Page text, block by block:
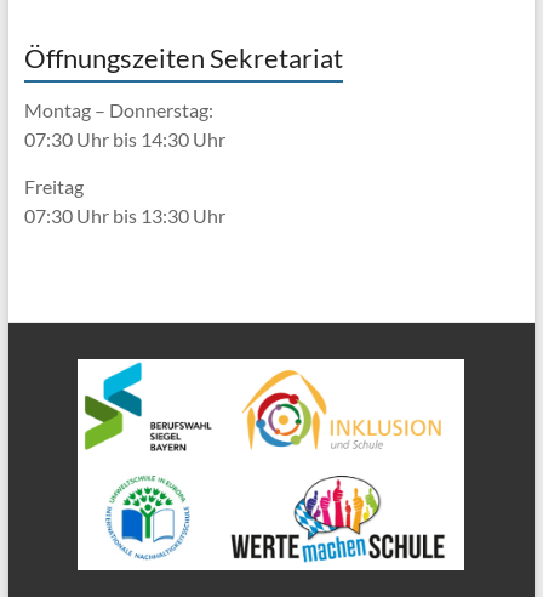
Öffnungszeiten Sekretariat
Montag – Donnerstag:
07:30 Uhr bis 14:30 Uhr
Freitag
07:30 Uhr bis 13:30 Uhr